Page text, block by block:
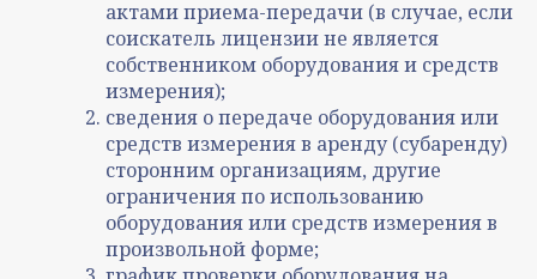
актами приема-передачи (в случае, если
соискатель лицензии не является
собственником оборудования и средств
измерения);
сведения о передаче оборудования или
средств измерения в аренду (субаренду)
сторонним организациям, другие
ограничения по использованию
оборудования или средств измерения в
произвольной форме;